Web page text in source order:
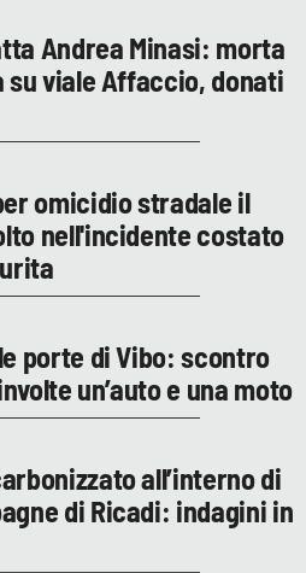
Andrea Minasi: morta
su viale Affaccio, donati
omicidio stradale il
nell'incidente costato
porte di Vibo: scontro
un’auto e una moto
all’interno di
di Ricadi: indagini in